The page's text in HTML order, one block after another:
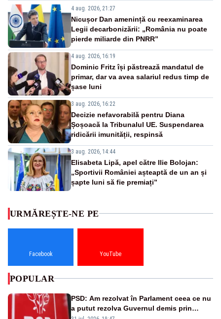
4 aug. 2026, 21:27
Nicușor Dan amenință cu reexaminarea
Legii decarbonizării: „România nu poate
pierde miliarde din PNRR”
4 aug. 2026, 16:19
Dominic Fritz își păstrează mandatul de
primar, dar va avea salariul redus timp de
șase luni
3 aug. 2026, 16:22
Decizie nefavorabilă pentru Diana
Șoșoacă la Tribunalul UE. Suspendarea
ridicării imunității, respinsă
3 aug. 2026, 14:44
Elisabeta Lipă, apel către Ilie Bolojan:
„Sportivii României așteaptă de un an și
șapte luni să fie premiați”
URMĂREȘTE-NE PE
Facebook YouTube
POPULAR
PSD: Am rezolvat în Parlament ceea ce nu
a putut rezolva Guvernul demis prin